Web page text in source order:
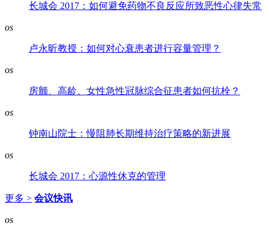
长城会 2017：如何避免药物不良反应所致恶性心律失常
os
卢永昕教授：如何对心衰患者进行容量管理？
os
房颤、高龄、女性急性冠脉综合征患者如何抗栓？
os
钟南山院士：慢阻肺长期维持治疗策略的新进展
os
长城会 2017：心源性休克的管理
更多 > 会议快讯
os